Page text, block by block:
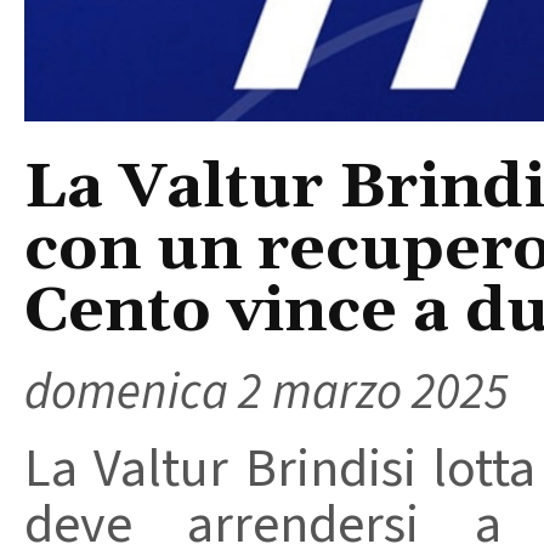
La Valtur
con un
Cento vince a
domenica 2 marzo 2025
La Valtur Brindisi
deve arrendersi